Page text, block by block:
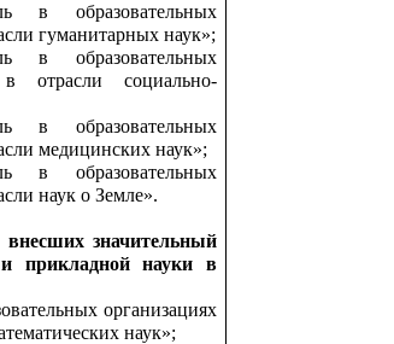
в образовательных
гуманитарных наук»;
в образовательных
отрасли социально-
в образовательных
медицинских наук»;
в образовательных
наук о Земле».
внесших значительный
прикладной науки в
организациях
наук»;